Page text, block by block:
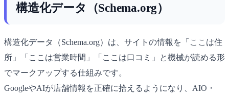
構造化データ（Schema.org）
構造化データ（Schema.org）は、サイトの情報を「ここは住
所」「ここは営業時間」「ここは口コミ」と機械が読める形
でマークアップする仕組みです。
GoogleやAIが店舗情報を正確に拾えるようになり、AIO・